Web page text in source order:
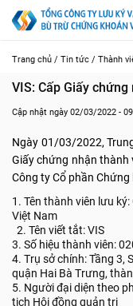
Trang chủ / Tin tức / Thành
VIS: Cấp Giấy
Cập nhật ngày 02/03/2022 -
Ngày 01/03/2022,
Giấy chứng nhận thành
Công ty Cổ phần
1. Tên thành viên lưu
Việt Nam
2. Tên viết tắt: VIS
3. Số hiệu thành viên:
4. Trụ sở chính: Tầng 3,
quận Hai Bà Trưng,
5. Người đại diện theo
tịch Hội đồng quản trị